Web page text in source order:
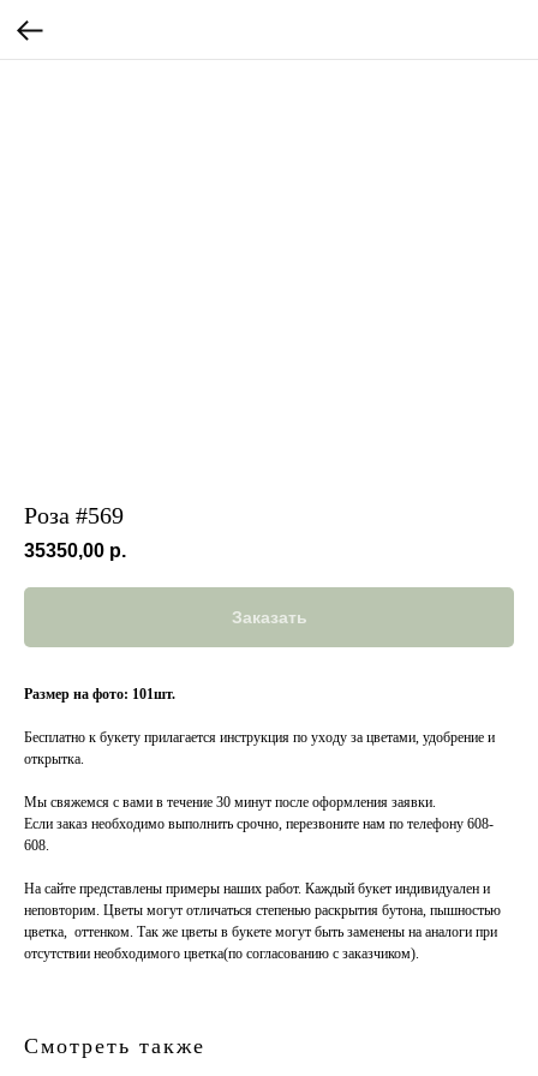
Роза #569
35350,00 р.
Заказать
Размер на фото: 101шт.
Бесплатно к букету прилагается инструкция по уходу за цветами, удобрение и
открытка.
Мы свяжемся с вами в течение 30 минут после оформления заявки.
Если заказ необходимо выполнить срочно, перезвоните нам по телефону 608-
608.
На сайте представлены примеры наших работ. Каждый букет индивидуален и
неповторим. Цветы могут отличаться степенью раскрытия бутона, пышностью
цветка, оттенком. Так же цветы в букете могут быть заменены на аналоги при
отсутствии необходимого цветка(по согласованию с заказчиком).
Смотреть также